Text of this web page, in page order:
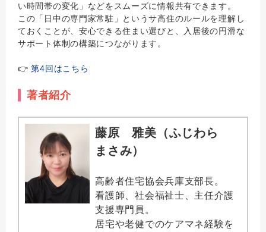
い時間帯の変化」などをスムーズに情報共有できます。
この「日中の専門家常駐」というサ高住のルールを理解し
ておくことが、安心できる住まい選びと、入居後の円滑な
サポート体制の構築につながります。
👉第4回はこちら
著者紹介
藤原 雅美（ふじわら
まさみ）
高齢者住宅協会兵庫支部長。
看護師、社会福祉士、主任介護
支援専門員。
居宅や老健でのケアマネ経験を